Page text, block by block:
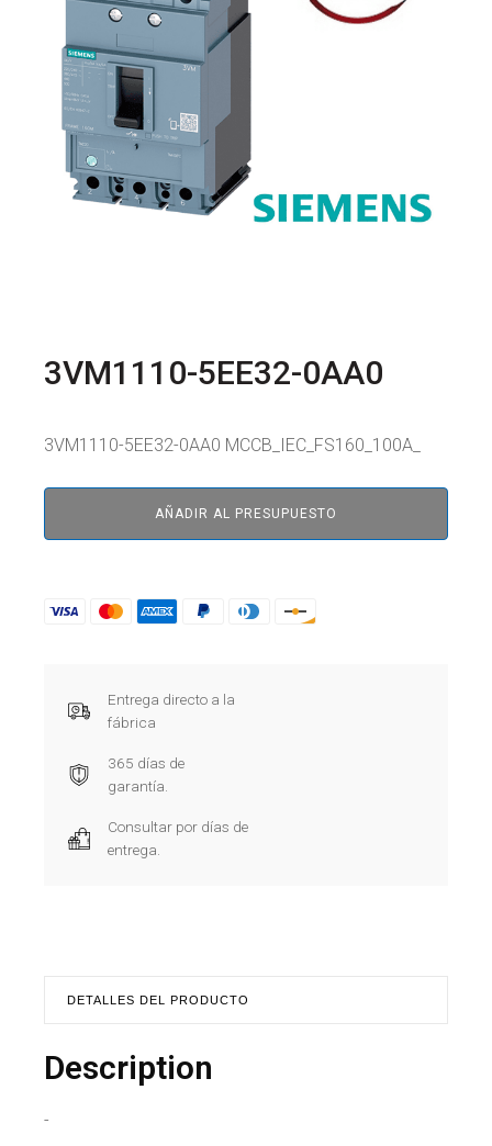
3VM1110-5EE32-0AA0
3VM1110-5EE32-0AA0 MCCB_IEC_FS160_100A_
AÑADIR AL PRESUPUESTO
Entrega directo a la
fábrica
365 días de
garantía.
Consultar por días de
entrega.
DETALLES DEL PRODUCTO
Description
-